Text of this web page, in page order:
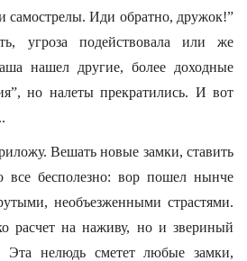
самострелы. Иди обратно, дружок!”
угроза подействовала или же
нашел другие, более доходные
но налеты прекратились. И вот
Вешать новые замки, ставить
все бесполезно: вор пошел нынче
необъезженными страстями.
расчет на наживу, но и звериный
Эта нелюдь сметет любые замки,